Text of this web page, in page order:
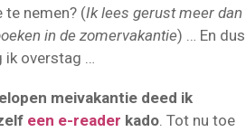
te nemen? (Ik lees gerust meer dan
in de zomervakantie) … En dus
ik overstag …
meivakantie deed ik
een e-reader kado . Tot nu toe